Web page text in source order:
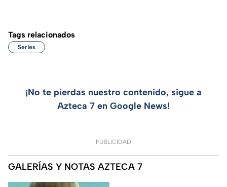
Tags relacionados
Series
¡No te pierdas nuestro contenido, sigue a
Azteca 7 en Google News!
PUBLICIDAD
GALERÍAS Y NOTAS AZTECA 7